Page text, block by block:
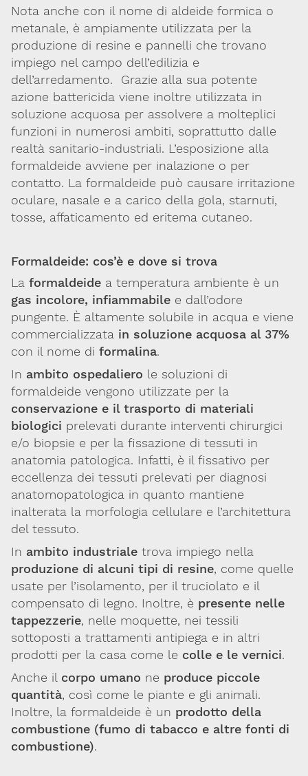
Sanità
pubblica
Ricerca
Sostanze
d'abuso
Integratori,
nutraceutici
e
cosmetici
news
Nota anche con il nome di aldeide formica o
metanale, è ampiamente utilizzata per la
produzione di resine e pannelli che trovano
impiego nel campo dell’edilizia e
dell’arredamento. Grazie alla sua potente
azione battericida viene inoltre utilizzata in
soluzione acquosa per assolvere a molteplici
funzioni in numerosi ambiti, soprattutto dalle
realtà sanitario-industriali. L’esposizione alla
formaldeide avviene per inalazione o per
contatto. La formaldeide può causare irritazione
oculare, nasale e a carico della gola, starnuti,
tosse, affaticamento ed eritema cutaneo.
Formaldeide: cos’è e dove si trova
La formaldeide a temperatura ambiente è un
gas incolore, infiammabile e dall’odore
pungente. È altamente solubile in acqua e viene
commercializzata in soluzione acquosa al 37%
con il nome di formalina.
In ambito ospedaliero le soluzioni di
formaldeide vengono utilizzate per la
conservazione e il trasporto di materiali
biologici prelevati durante interventi chirurgici
e/o biopsie e per la fissazione di tessuti in
anatomia patologica. Infatti, è il fissativo per
eccellenza dei tessuti prelevati per diagnosi
anatomopatologica in quanto mantiene
inalterata la morfologia cellulare e l’architettura
del tessuto.
In ambito industriale trova impiego nella
produzione di alcuni tipi di resine, come quelle
usate per l’isolamento, per il truciolato e il
compensato di legno. Inoltre, è presente nelle
tappezzerie, nelle moquette, nei tessili
sottoposti a trattamenti antipiega e in altri
prodotti per la casa come le colle e le vernici.
Anche il corpo umano ne produce piccole
quantità, così come le piante e gli animali.
Inoltre, la formaldeide è un prodotto della
combustione (fumo di tabacco e altre fonti di
combustione).
Via Giovanni Pascoli, 3
20129, Milano
C.F. 96330980580
P.I. 06792491000
Codice SDI: M5UXCR1
T. 02-29520311
M.Segreteria@sitox.org
Link utili
La Società
Documenti Eventi
Lavoro e Studio Blog English
Cookie Policy Privacy Policy Archivio
Disclaimer
Il contenuto di questo sito è da intendersi a scopo puramente
informativo. La Società Italiana di Tossicologia (SITOX) non
accetta alcuna responsabilità riguardo a possibili errori,
dimenticanze o cattive interpretazioni presenti in queste pagine